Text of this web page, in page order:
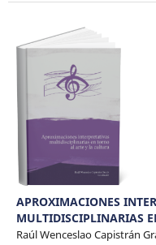
APROXIMACIONES
MULTIDISCIPLINARIAS
Raúl Wenceslao Capistrán